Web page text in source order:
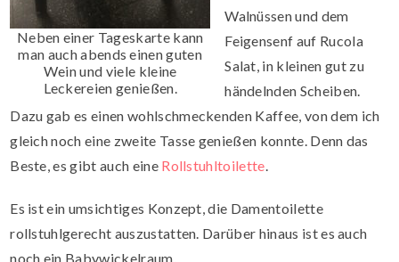
Neben einer Tageskarte kann
man auch abends einen guten
Wein und viele kleine
Leckereien genießen.
Walnüssen und dem
Feigensenf auf Rucola
Salat, in kleinen gut zu
händelnden Scheiben.
Dazu gab es einen wohlschmeckenden Kaffee, von dem ich
gleich noch eine zweite Tasse genießen konnte. Denn das
Beste, es gibt auch eine Rollstuhltoilette
Es ist ein umsichtiges Konzept, die Damentoilette
rollstuhlgerecht auszustatten. Darüber hinaus ist es auch
noch ein Babywickelraum.